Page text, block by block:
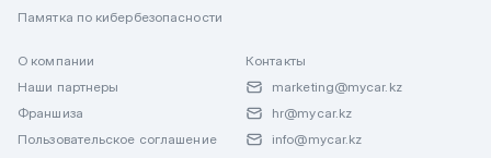
Памятка по кибербезопасности
О компании
Наши партнеры
Франшиза
Пользовательское соглашение
Контакты
marketing@mycar.kz
hr@mycar.kz
info@mycar.kz